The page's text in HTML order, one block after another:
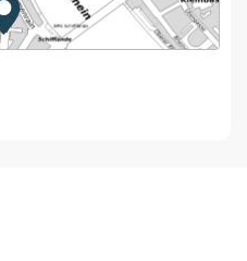
Zur Karte von MapBS.
Externer Link, wird in einem